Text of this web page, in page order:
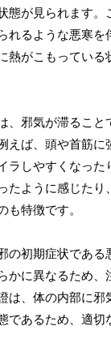
態が見られます。
れるような悪寒を
熱がこもっている
、邪気が滞ること
えば、頭や首筋に
ラしやすくなった
たように感じたり
も特徴です。
の初期症状である
かに異なるため、
は、体の内部に邪
であるため、適切